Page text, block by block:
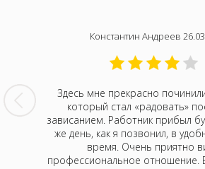
на
Константин Андреев
Здесь мне прекрасно
который стал «радовать»
зависанием. Работник прибыл
же день, как я позвонил, в
время. Очень приятно
профессиональное отношение.